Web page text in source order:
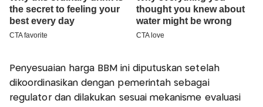
Penyesuaian harga BBM ini diputuskan setelah
dikoordinasikan dengan pemerintah sebagai
regulator dan dilakukan sesuai mekanisme evaluasi